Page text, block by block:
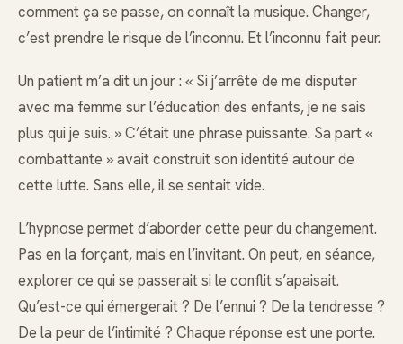
comment ça se passe, on connaît la musique. Changer,
c’est prendre le risque de l’inconnu. Et l’inconnu fait peur.
Un patient m’a dit un jour : « Si j’arrête de me disputer
avec ma femme sur l’éducation des enfants, je ne sais
plus qui je suis. » C’était une phrase puissante. Sa part «
combattante » avait construit son identité autour de
cette lutte. Sans elle, il se sentait vide.
L’hypnose permet d’aborder cette peur du changement.
Pas en la forçant, mais en l’invitant. On peut, en séance,
explorer ce qui se passerait si le conflit s’apaisait.
Qu’est-ce qui émergerait ? De l’ennui ? De la tendresse ?
De la peur de l’intimité ? Chaque réponse est une porte.